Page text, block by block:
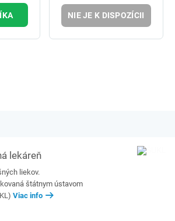
NIE JE K DISPOZÍCII
lekáreň
liekov.
štátnym ústavom
Viac info